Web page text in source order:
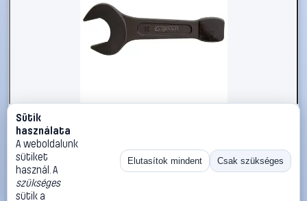
#2696307
KS Tools 5172258 517.2258 Ütős csavarkulcs
Kulcsszélesség (coll) 1 5/16
KS Tools Egyoldalas villáskulcsok
23 990 Ft
Sütik
használata
A weboldalunk
sütiket
használ. A
szükséges
sütik a
Elutasítok mindent Csak szükséges